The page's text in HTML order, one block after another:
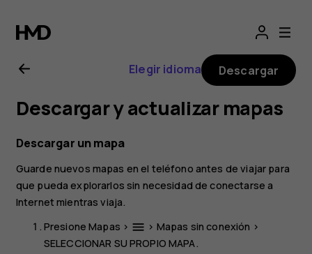
Manual
del
usuario
de
Nokia
4.2
Elegir idioma Descargar
Descargar y actualizar mapas
Descargar un mapa
Guarde nuevos mapas en el teléfono antes de viajar para
que pueda explorarlos sin necesidad de conectarse a
Internet mientras viaja.
PresioneMapas > menu > Mapas sin conexión >
SELECCIONAR SU PROPIO MAPA .